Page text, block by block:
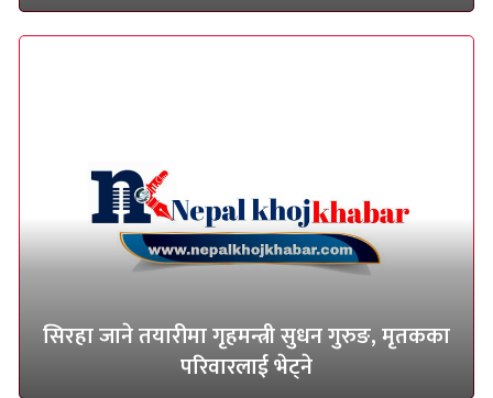
सिरहा जाने तयारीमा गृहमन्त्री सुधन गुरुङ, मृतकका
परिवारलाई भेट्ने